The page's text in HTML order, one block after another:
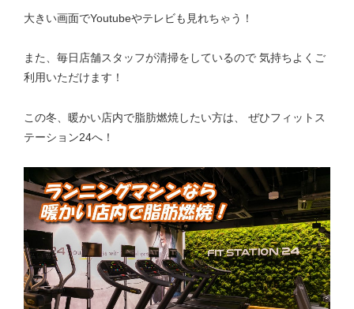
大きい画面でYoutubeやテレビも見れちゃう！
また、毎日店舗スタッフが清掃をしているので 気持ちよくご
利用いただけます！
この冬、暖かい店内で脂肪燃焼したい方は、 ぜひフィットス
テーション24へ！